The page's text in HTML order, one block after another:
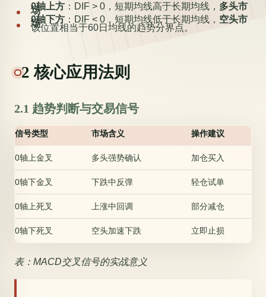
0轴上方 ：DIF > 0，短期均线高于长期均线， 多头市
场
0轴下方 ：DIF < 0，短期均线低于长期均线， 空头市
场
该位置相当于60日均线的趋势分界点。
2 核心应用法则
2.1 趋势判断与交易信号
信号类型 市场含义 操作建议
0轴上金叉 多头强势确认 加仓买入
0轴下金叉 下跌中反弹 轻仓试单
0轴上死叉 上涨中回调 部分减仓
0轴下死叉 空头加速下跌 立即止损
表：MACD交叉信号的实战意义